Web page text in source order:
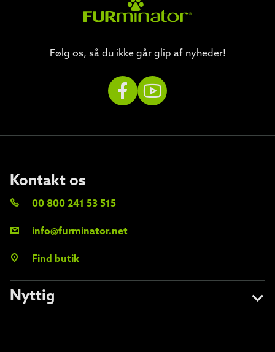
Følg os, så du ikke går glip af nyheder!
Nyttig
Kontakt os
00 800 241 53 515
info@furminator.net
Find butik